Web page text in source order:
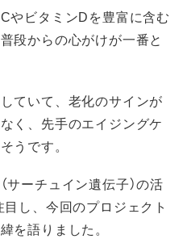
やビタミンDを豊富に含む
段からの心がけが一番と
ていて、老化のサインが
く、先手のエイジングケ
うです。
サーチュイン遺伝子）の活
し、今回のプロジェクト
を語りました。